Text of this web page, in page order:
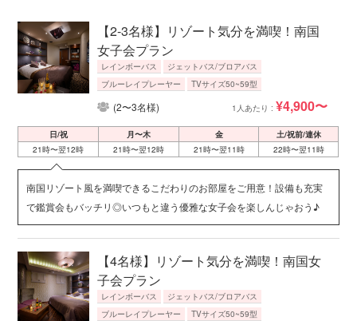
【2-3名様】リゾート気分を満喫！南国
女子会プラン
レインボーバス
ジェットバス/ブロアバス
ブルーレイプレーヤー
TVサイズ50~59型
(2〜3名様) 1人あたり : ¥4,900〜
日/祝 月〜木 金
土/祝前/連休
21時〜翌12時
21時〜翌12時 21時〜翌11時 22時〜翌11時
南国リゾート風を満喫できるこだわりのお部屋をご用意！設備も充実
で鑑賞会もバッチリ◎いつもと違う優雅な女子会を楽しんじゃおう♪
【4名様】リゾート気分を満喫！南国女
子会プラン
レインボーバス
ジェットバス/ブロアバス
ブルーレイプレーヤー
TVサイズ50~59型